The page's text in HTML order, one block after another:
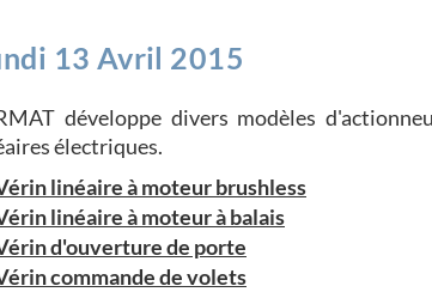
13 Avril 2015
développe divers modèles
électriques.
linéaire à moteur brushless
linéaire à moteur à balais
d'ouverture de porte
commande de volets